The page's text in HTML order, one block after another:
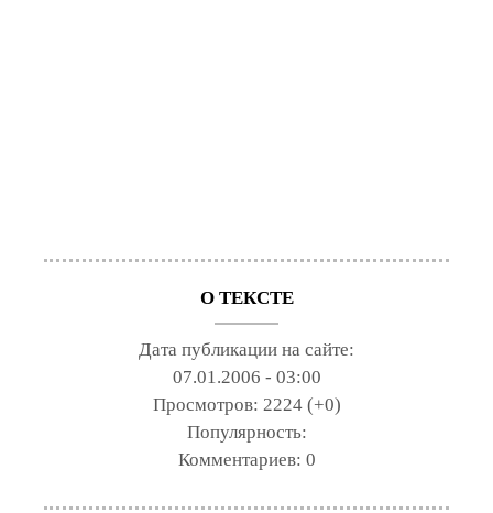
О ТЕКСТЕ
Дата публикации на сайте:
07.01.2006 - 03:00
Просмотров: 2224 (+0)
Популярность:
Комментариев: 0